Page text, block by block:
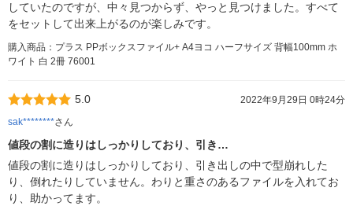
していたのですが、中々見つからず、やっと見つけました。すべて
をセットして出来上がるのが楽しみです。
購入商品：プラス PPボックスファイル+ A4ヨコ ハーフサイズ 背幅100mm ホ
ワイト 白 2冊 76001
5.0
2022年9月29日 0時24分
sak********さん
値段の割に造りはしっかりしており、引き…
値段の割に造りはしっかりしており、引き出しの中で型崩れした
り、倒れたりしていません。わりと重さのあるファイルを入れてお
り、助かってます。